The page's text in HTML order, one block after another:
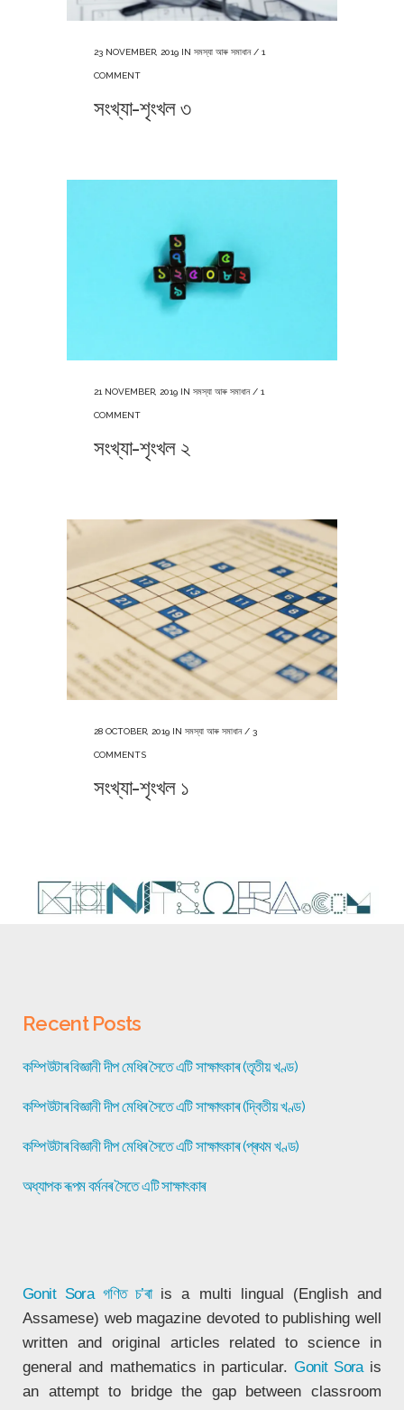
23 NOVEMBER, 2019 IN সমস্যা আৰু সমাধান/ 1
COMMENT
সংখ্যা-শৃংখল ৩
21 NOVEMBER, 2019 IN সমস্যা আৰু সমাধান/ 1
COMMENT
সংখ্যা-শৃংখল ২
28 OCTOBER, 2019 IN সমস্যা আৰু সমাধান/ 3
COMMENTS
সংখ্যা-শৃংখল ১
Recent Posts
কম্পিউটাৰ বিজ্ঞানী দীপ মেধিৰ সৈতে এটি সাক্ষাৎকাৰ (তৃতীয় খণ্ড)
কম্পিউটাৰ বিজ্ঞানী দীপ মেধিৰ সৈতে এটি সাক্ষাৎকাৰ (দ্বিতীয় খণ্ড)
কম্পিউটাৰ বিজ্ঞানী দীপ মেধিৰ সৈতে এটি সাক্ষাৎকাৰ (প্ৰথম খণ্ড)
অধ্যাপক ৰূপম বৰ্মনৰ সৈতে এটি সাক্ষাৎকাৰ
Gonit Sora গণিত চ’ৰাis a multi lingual (English and
Assamese) web magazine devoted to publishing well
written and original articles related to science in
general and mathematics in particular.Gonit Sorais
an attempt to bridge the gap between classroom